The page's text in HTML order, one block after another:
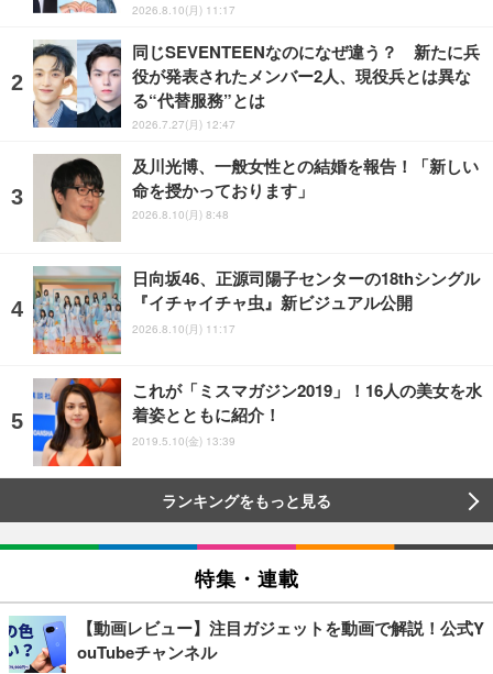
2026.8.10(月) 11:17
同じSEVENTEENなのになぜ違う？ 新たに兵
役が発表されたメンバー2人、現役兵とは異な
る“代替服務”とは
2026.7.27(月) 12:47
及川光博、一般女性との結婚を報告！「新しい
命を授かっております」
2026.8.10(月) 8:48
日向坂46、正源司陽子センターの18thシングル
『イチャイチャ虫』新ビジュアル公開
2026.8.10(月) 11:17
これが「ミスマガジン2019」！16人の美女を水
着姿とともに紹介！
2019.5.10(金) 13:39
ランキングをもっと見る
特集・連載
【動画レビュー】注目ガジェットを動画で解説！公式Y
ouTubeチャンネル